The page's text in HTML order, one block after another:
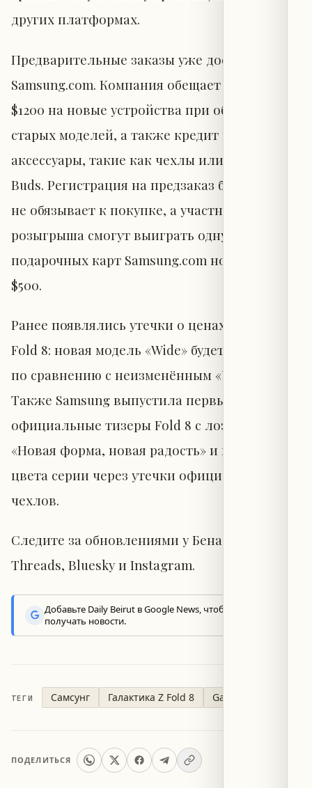
других платформах.
Предварительные заказы уже доступны на
Samsung.com. Компания обещает скидки до
$1200 на новые устройства при обмене
старых моделей, а также кредит в $30 на
аксессуары, такие как чехлы или Galaxy
Buds. Регистрация на предзаказ бесплатна и
не обязывает к покупке, а участники
розыгрыша смогут выиграть одну из десяти
подарочных карт Samsung.com номиналом
$500.
Ранее появлялись утечки о ценах Galaxy Z
Fold 8: новая модель «Wide» будет дешевле
по сравнению с неизменённым «Ultra».
Также Samsung выпустила первые
официальные тизеры Fold 8 с лозунгом
«Новая форма, новая радость» и показала
цвета серии через утечки официальных
чехлов.
Следите за обновлениями у Бена в Twitter/X,
Threads, Bluesky и Instagram.
Добавьте Daily Beirut в Google News, чтобы первыми
получать новости.
ТЕГИ Самсунг Галактика Z Fold 8 Galaxy Watch 9
ПОДЕЛИТЬСЯ